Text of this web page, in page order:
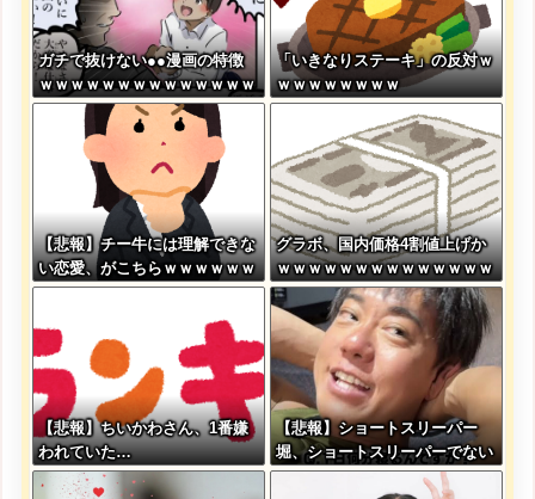
ガチで抜けない●●漫画の特徴
ｗｗｗｗｗｗｗｗｗｗｗｗｗｗ
ｗｗｗｗｗｗｗｗ
「いきなりステーキ」の反対ｗ
ｗｗｗｗｗｗｗｗ
【悲報】チー牛には理解できな
い恋愛、がこちらｗｗｗｗｗｗ
ｗｗｗｗｗｗｗｗｗｗｗｗｗｗ
グラボ、国内価格4割値上げか
ｗｗｗｗｗｗｗｗｗｗｗｗｗｗ
ｗｗ
【悲報】ちいかわさん、1番嫌
われていた…
【悲報】ショートスリーパー
堀、ショートスリーパーでない
事がバレてしまう